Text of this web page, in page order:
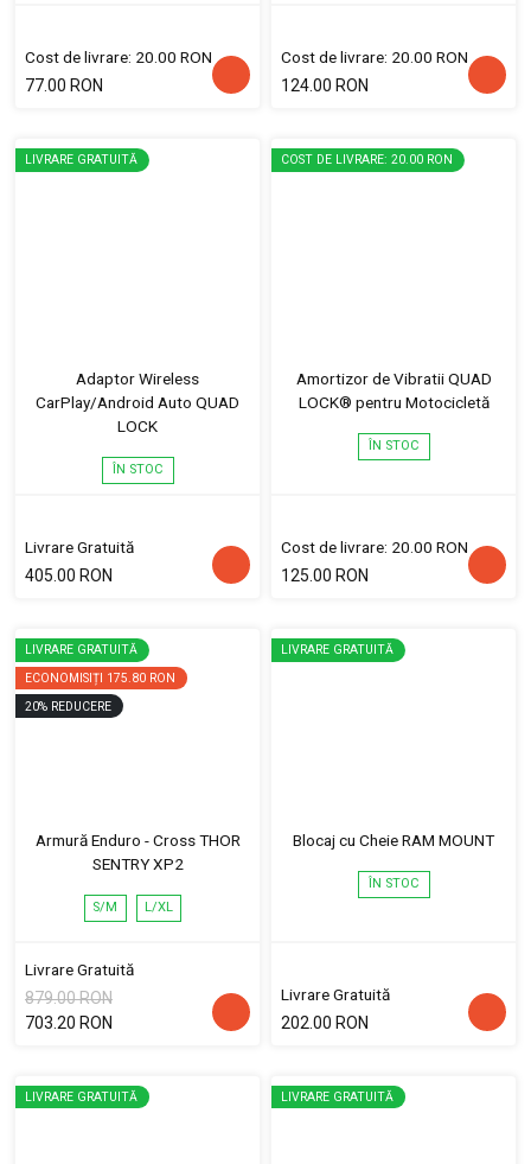
Cost de livrare: 20.00 RON
77.00 RON
Cost de livrare: 20.00 RON
124.00 RON
LIVRARE GRATUITĂ
Adaptor Wireless
CarPlay/Android Auto QUAD
LOCK
ÎN STOC
Livrare Gratuită
405.00 RON
COST DE LIVRARE: 20.00 RON
Amortizor de Vibratii QUAD
LOCK® pentru Motocicletă
ÎN STOC
Cost de livrare: 20.00 RON
125.00 RON
LIVRARE GRATUITĂ
ECONOMISIȚI 175.80 RON
20% REDUCERE
Armură Enduro - Cross THOR
SENTRY XP2
S/M L/XL
Livrare Gratuită
879.00 RON
703.20 RON
LIVRARE GRATUITĂ
Blocaj cu Cheie RAM MOUNT
ÎN STOC
Livrare Gratuită
202.00 RON
LIVRARE GRATUITĂ LIVRARE GRATUITĂ